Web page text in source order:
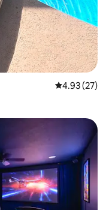
平均评分
4.93 (27)